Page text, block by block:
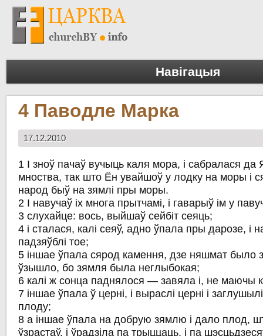
Навігацыя
4 Паводле Марка
17.12.2010
1 І зноў пачаў вучыць каля мора, і сабралася да
мноства, так што Ён увайшоў у лодку на моры і
народ быў на зямлі пры моры.
2 І навучаў іх многа прытчамі, і гаварыў ім у
3 слухайце: вось, выйшаў сейбіт сеяць;
4 і сталася, калі сеяў, адно ўпала пры дарозе, і
падзяўблі тое;
5 іншае ўпала сярод камення, дзе няшмат было
ўзышло, бо зямля была неглыбокая;
6 калі ж сонца паднялося — завяла і, не маючы
7 іншае ўпала ў церні, і выраслі церні і
плоду;
8 а іншае ўпала на добрую зямлю і дало плод,
ўзрастаў, і ўрадзіла па трыццаць, і па